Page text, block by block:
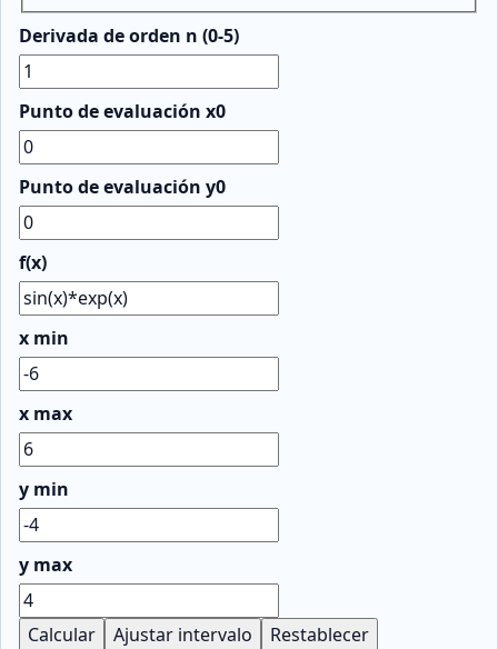
Derivada de orden n (0-5)
Punto de evaluación x0
Punto de evaluación y0
f(x)
x min
x max
y min
y max
Calcular Ajustar intervalo
Restablecer